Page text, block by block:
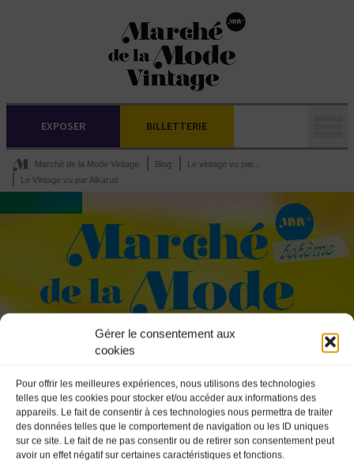
Gérer le consentement aux
cookies
Pour offrir les meilleures expériences, nous utilisons des technologies
telles que les cookies pour stocker et/ou accéder aux informations des
appareils. Le fait de consentir à ces technologies nous permettra de traiter
des données telles que le comportement de navigation ou les ID uniques
sur ce site. Le fait de ne pas consentir ou de retirer son consentement peut
avoir un effet négatif sur certaines caractéristiques et fonctions.
EXPOSER BILLETTERIE
Marché de la Mode Vintage Blog
Le vintage vu par...
Le Vintage vu par Alkarus